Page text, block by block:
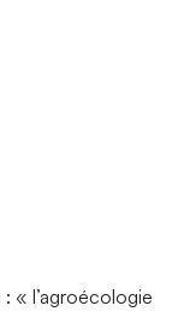
« l’agroécologie